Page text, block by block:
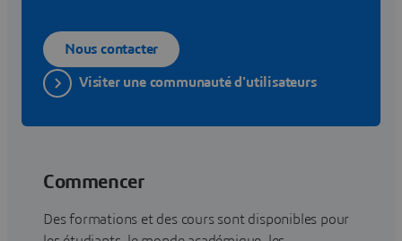
Nous contacter
Visiter une communauté d'utilisateurs
Commencer
Des formations et des cours sont disponibles pour